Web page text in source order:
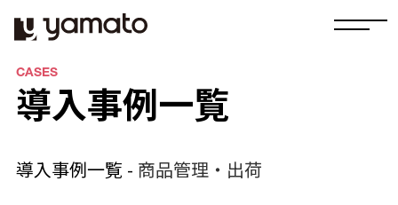
CASES
導入事例一覧
導入事例一覧 - 商品管理・出荷